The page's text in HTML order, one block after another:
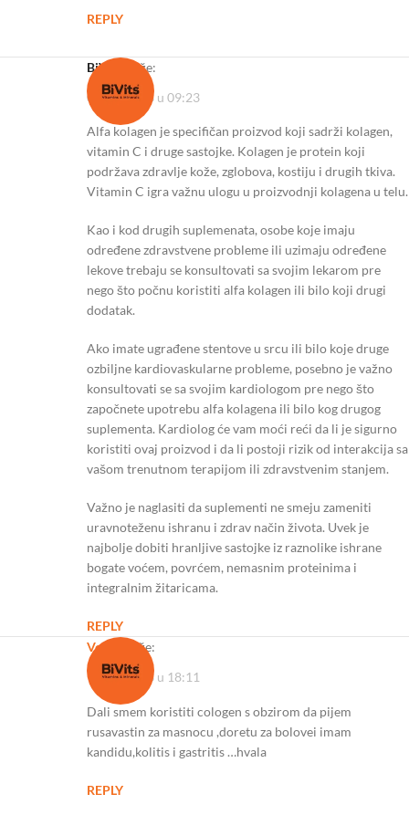
REPLY
BiVits
kaže:
09/10/2023 u 09:23
Alfa kolagen je specifičan proizvod koji sadrži kolagen,
vitamin C i druge sastojke. Kolagen je protein koji
podržava zdravlje kože, zglobova, kostiju i drugih tkiva.
Vitamin C igra važnu ulogu u proizvodnji kolagena u telu.
Kao i kod drugih suplemenata, osobe koje imaju
određene zdravstvene probleme ili uzimaju određene
lekove trebaju se konsultovati sa svojim lekarom pre
nego što počnu koristiti alfa kolagen ili bilo koji drugi
dodatak.
Ako imate ugrađene stentove u srcu ili bilo koje druge
ozbiljne kardiovaskularne probleme, posebno je važno
konsultovati se sa svojim kardiologom pre nego što
započnete upotrebu alfa kolagena ili bilo kog drugog
suplementa. Kardiolog će vam moći reći da li je sigurno
koristiti ovaj proizvod i da li postoji rizik od interakcija sa
vašom trenutnom terapijom ili zdravstvenim stanjem.
Važno je naglasiti da suplementi ne smeju zameniti
uravnoteženu ishranu i zdrav način života. Uvek je
najbolje dobiti hranljive sastojke iz raznolike ishrane
bogate voćem, povrćem, nemasnim proteinima i
integralnim žitaricama.
REPLY
vesna
kaže:
15/10/2023 u 18:11
Dali smem koristiti cologen s obzirom da pijem
rusavastin za masnocu ,doretu za bolovei imam
kandidu,kolitis i gastritis …hvala
REPLY